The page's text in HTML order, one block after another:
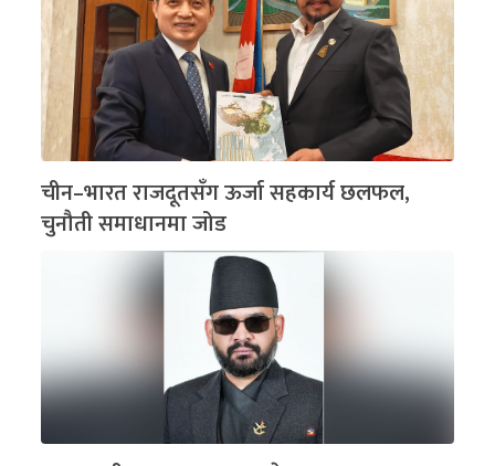
चीन–भारत राजदूतसँग ऊर्जा सहकार्य छलफल,
चुनौती समाधानमा जोड